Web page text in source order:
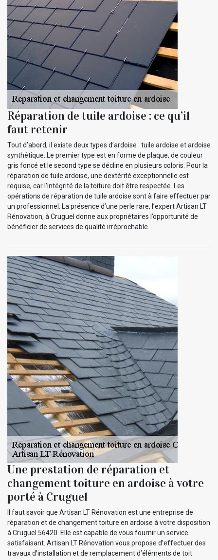
Réparation de tuile ardoise : ce qu’il
faut retenir
Tout d’abord, il existe deux types d’ardoise : tuile ardoise et ardoise
synthétique. Le premier type est en forme de plaque, de couleur
gris foncé et le second type se décline en plusieurs coloris. Pour la
réparation de tuile ardoise, une dextérité exceptionnelle est
requise, car l’intégrité de la toiture doit être respectée. Les
opérations de réparation de tuile ardoise sont à faire effectuer par
un professionnel. La présence d’une perle rare, l’expert Artisan LT
Rénovation, à Cruguel donne aux propriétaires l’opportunité de
bénéficier de services de qualité irréprochable.
Une prestation de réparation et
changement toiture en ardoise à votre
porté à Cruguel
Il faut savoir que Artisan LT Rénovation est une entreprise de
réparation et de changement toiture en ardoise à votre disposition
à Cruguel 56420. Elle est capable de vous fournir un service
satisfaisant. Artisan LT Rénovation vous propose d’effectuer des
travaux d’installation et de remplacement d’éléments de toit